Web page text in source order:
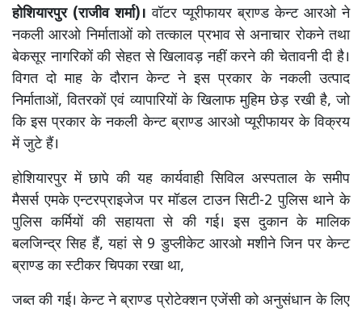
होशियारपुर (राजीव शर्मा)। वॉटर प्यूरीफायर ब्राण्ड केन्ट आरओ ने
नकली आरओ निर्माताओं को तत्काल प्रभाव से अनाचार रोकने तथा
बेकसूर नागरिकों की सेहत से खिलावड़ नहीं करने की चेतावनी दी है।
विगत दो माह के दौरान केन्ट ने इस प्रकार के नकली उत्पाद
निर्माताओं, वितरकों एवं व्यापारियों के खिलाफ मुहिम छेड़ रखी है, जो
कि इस प्रकार के नकली केन्ट ब्राण्ड आरओ प्यूरीफायर के विक्रय
में जुटे हैं।
होशियारपुर में छापे की यह कार्यवाही सिविल अस्पताल के समीप
मैसर्स एमके एन्टरप्राइजेज पर मॉडल टाउन सिटी-2 पुलिस थाने के
पुलिस कर्मियों की सहायता से की गई। इस दुकान के मालिक
बलजिन्द्र सिह हैं, यहां से 9 डुप्लीकेट आरओ मशीने जिन पर केन्ट
ब्राण्ड का स्टीकर चिपका रखा था,
जब्त की गई। केन्ट ने ब्राण्ड प्रोटेक्शन एजेंसी को अनुसंधान के लिए